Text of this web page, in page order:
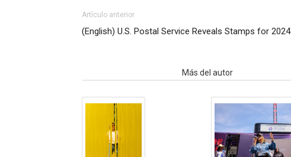
Artículo anterior
(English) U.S. Postal Service Reveals Stamps for 2024
Más del autor